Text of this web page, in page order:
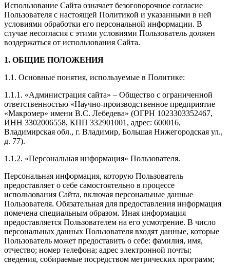
Использование Сайта означает безоговорочное согласие
Пользователя с настоящей Политикой и указанными в ней
условиями обработки его персональной информации. В
случае несогласия с этими условиями Пользователь должен
воздержаться от использования Сайта.
1. ОБЩИЕ ПОЛОЖЕНИЯ
1.1. Основные понятия, используемые в Политике:
1.1.1. «Администрация сайта» – Общество с ограниченной
ответственностью «Научно-производственное предприятие
«Макромер» имени В.С. Лебедева» (ОГРН 1023303352467,
ИНН 3302006558, КПП 332901001, адрес: 600016,
Владимирская обл., г. Владимир, Большая Нижегородская ул.,
д. 77).
1.1.2. «Персональная информация» Пользователя.
Персональная информация, которую Пользователь
предоставляет о себе самостоятельно в процессе
использования Сайта, включая персональные данные
Пользователя. Обязательная для предоставления информация
помечена специальным образом. Иная информация
предоставляется Пользователем на его усмотрение. В число
персональных данных Пользователя входят данные, которые
Пользователь может предоставить о себе: фамилия, имя,
отчество; номер телефона; адрес электронной почты;
сведения, собираемые посредством метрических программ;